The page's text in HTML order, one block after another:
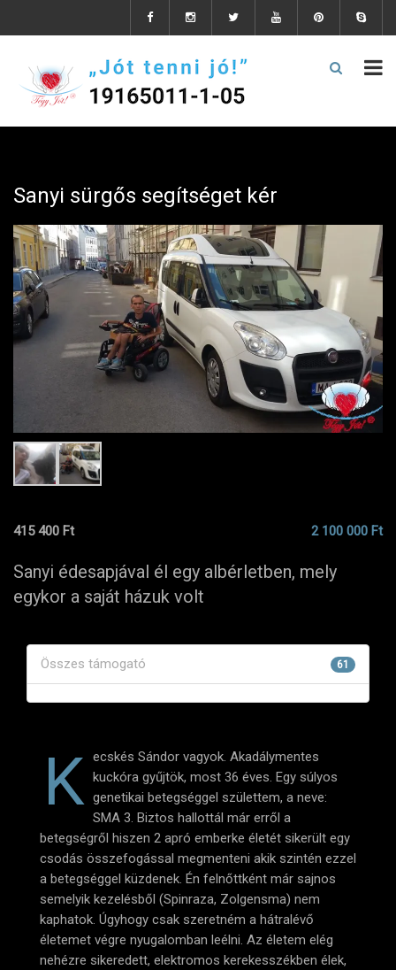
Sanyi sürgős segítséget kér
415 400 Ft 2 100 000 Ft
Sanyi édesapjával él egy albérletben, mely
egykor a saját házuk volt
Összes támogató 61
K ecskés Sándor vagyok. Akadálymentes
kuckóra gyűjtök, most 36 éves. Egy súlyos
genetikai betegséggel születtem, a neve:
SMA 3. Biztos hallottál már erről a
betegségről hiszen 2 apró emberke életét sikerült egy
csodás összefogással megmenteni akik szintén ezzel
a betegséggel küzdenek. Én felnőttként már sajnos
semelyik kezelésből (Spinraza, Zolgensma) nem
kaphatok. Úgyhogy csak szeretném a hátralévő
életemet végre nyugalomban leélni. Az életem elég
nehézre sikeredett, elektromos kerekesszékben élek,